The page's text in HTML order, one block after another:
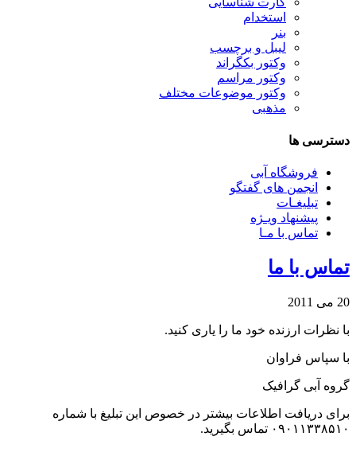
استخدام
بنر
لیبل و برچسب
وکتور بکگراند
وکتور مراسم
وکتور موضوعات مختلف
مذهبی
دسترسی ها
فروشگاه آبی
انجمن های گفتگو
تبلیغـات
پیشنهاد ویـژه
تماس با مـا
تماس با ما
20 می 2011
با نظرات ارزنده خود ما را یاری کنید.
با سپاس فراوان
گروه آبی گرافیک
برای دریافت اطلاعات بیشتر در خصوص این تبلیغ با شماره
۰۹۰۱۱۳۳۸۵۱۰ تماس بگیرید.